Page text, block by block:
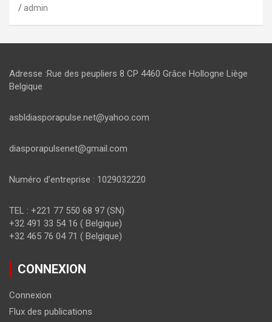
admin
Adresse :Rue des peupliers 8 CP 4460 Grâce Hollogne Liège
Belgique
asbldiasporapulse.net@yahoo.com
diasporapulsenet@gmail.com
Numéro d’entreprise : 1029032220
TEL : +221 77 550 68 97 (SN)
+32 491 33 54 16 ( Belgique)
+32 465 76 04 71 ( Belgique)
CONNEXION
Connexion
Flux des publications